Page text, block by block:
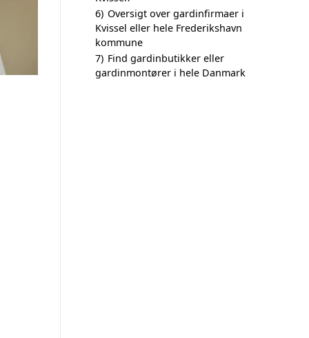
6) Oversigt over gardinfirmaer i
Kvissel eller hele Frederikshavn
kommune
7) Find gardinbutikker eller
gardinmontører i hele Danmark